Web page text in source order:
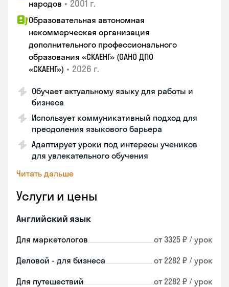
народов • 2001 г.
Образовательная автономная
некоммерческая организация
дополнительного профессионального
образования «СКАЕНГ» (ОАНО ДПО
«СКАЕНГ») • 2026 г.
Обучает актуальному языку для работы и
бизнеса
Использует коммуникативный подход для
преодоления языкового барьера
Адаптирует уроки под интересы учеников
для увлекательного обучения
Читать дальше
Услуги и цены
Английский язык
Для маркетологов от 3325 ₽ / урок
Деловой - для бизнеса от 2282 ₽ / урок
Для путешествий от 2282 ₽ / урок